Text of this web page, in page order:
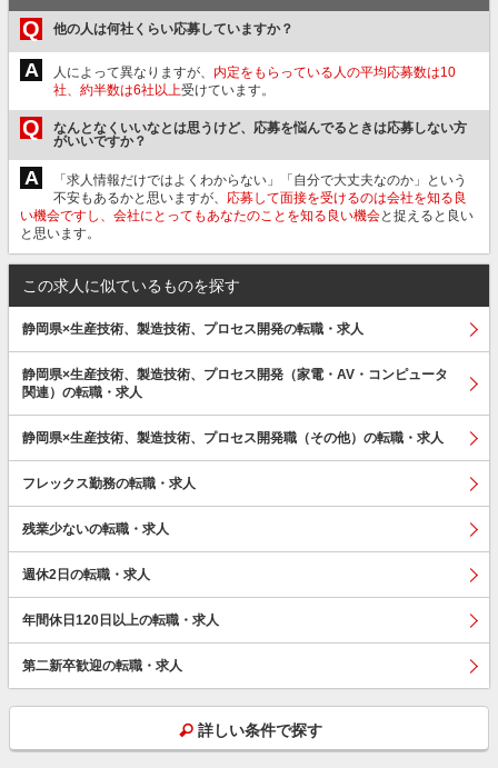
Q 他の人は何社くらい応募していますか？
A 人によって異なりますが、 内定をもらっている人の平均応募数は10
社、約半数は6社以上受けています。
Q
なんとなくいいなとは思うけど、応募を悩んでるときは応募しない方
がいいですか？
A
「求人情報だけではよくわからない」「自分で大丈夫なのか」という
不安もあるかと思いますが、 応募して面接を受けるのは会社を知る良
い機会ですし、会社にとってもあなたのことを知る良い機会と捉えると良い
と思います。
この求人に似ているものを探す
静岡県×生産技術、製造技術、プロセス開発の転職・求人
静岡県×生産技術、製造技術、プロセス開発（家電・AV・コンピュータ
関連）の転職・求人
静岡県×生産技術、製造技術、プロセス開発職（その他）の転職・求人
フレックス勤務の転職・求人
残業少ないの転職・求人
週休2日の転職・求人
年間休日120日以上の転職・求人
第二新卒歓迎の転職・求人
詳しい条件で探す